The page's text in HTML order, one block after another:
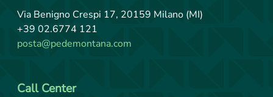
Via Benigno Crespi 17, 20159 Milano (MI)
+39 02.6774 121
posta@pedemontana.com
Call Center